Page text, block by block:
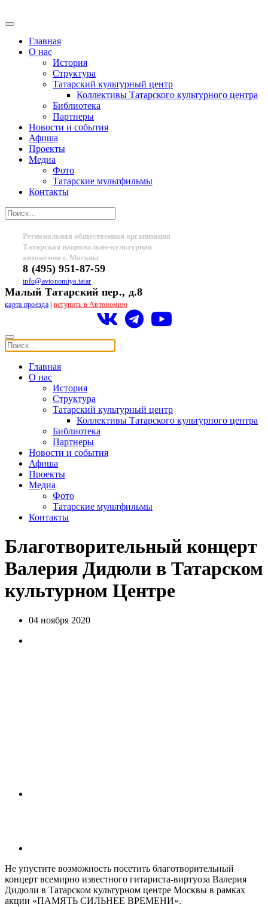
Главная
О нас
История
Структура
Татарский культурный центр
Коллективы Татарского культурного центра
Библиотека
Партнеры
Новости и события
Афиша
Проекты
Медиа
Фото
Татарские мультфильмы
Контакты
Региональная общественная организация
Татарская национально-культурная
автономия г. Москвы
8 (495) 951-87-59
info@avtonomiya.tatar
Малый Татарский пер., д.8
карта проезда| вступить в Автономию
Главная
О нас
История
Структура
Татарский культурный центр
Коллективы Татарского культурного центра
Библиотека
Партнеры
Новости и события
Афиша
Проекты
Медиа
Фото
Татарские мультфильмы
Контакты
Благотворительный концерт
Валерия Дидюли в Татарском
культурном Центре
04 ноября 2020
Не упустите возможность посетить благотворительный
концерт всемирно известного гитариста-виртуоза Валерия
Дидюли в Татарском культурном центре Москвы в рамках
акции «ПАМЯТЬ СИЛЬНЕЕ ВРЕМЕНИ».